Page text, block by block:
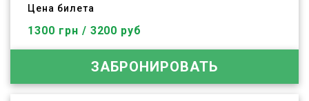
Цена билета
1300 грн / 3200 руб
ЗАБРОНИРОВАТЬ